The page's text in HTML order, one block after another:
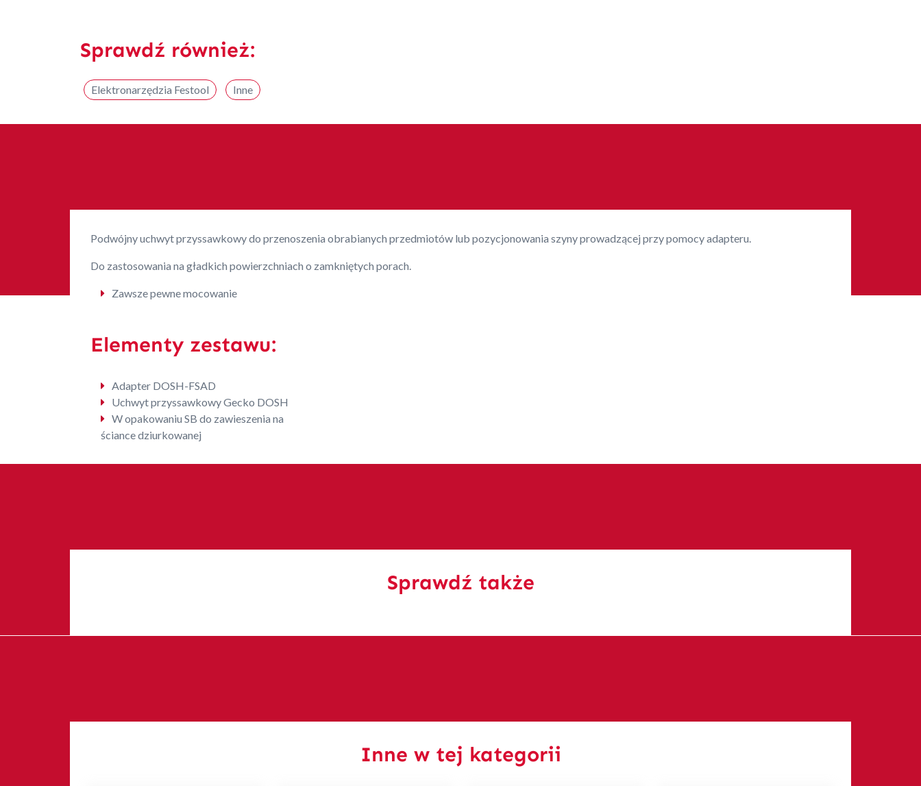
Sprawdź również:
Elektronarzędzia Festool Inne
Podwójny uchwyt przyssawkowy do przenoszenia obrabianych przedmiotów lub pozycjonowania szyny prowadzącej przy pomocy adapteru.
Do zastosowania na gładkich powierzchniach o zamkniętych porach.
Zawsze pewne mocowanie
Elementy zestawu:
Adapter DOSH-FSAD
Uchwyt przyssawkowy Gecko DOSH
W opakowaniu SB do zawieszenia na
ściance dziurkowanej
Sprawdź także
Inne w tej kategorii